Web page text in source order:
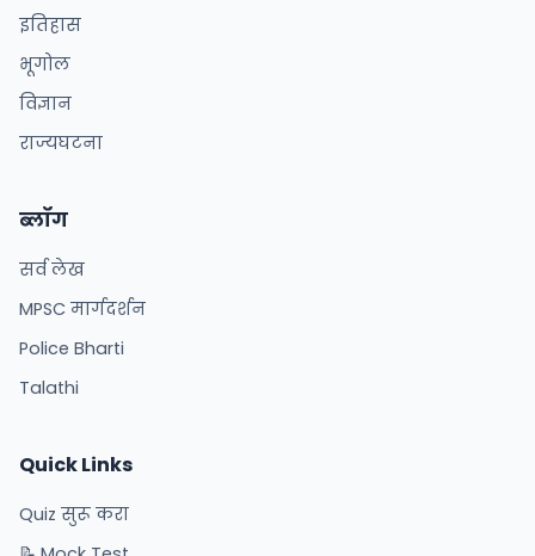
इतिहास
भूगोल
विज्ञान
राज्यघटना
ब्लॉग
सर्व लेख
MPSC मार्गदर्शन
Police Bharti
Talathi
Quick Links
Quiz सुरू करा